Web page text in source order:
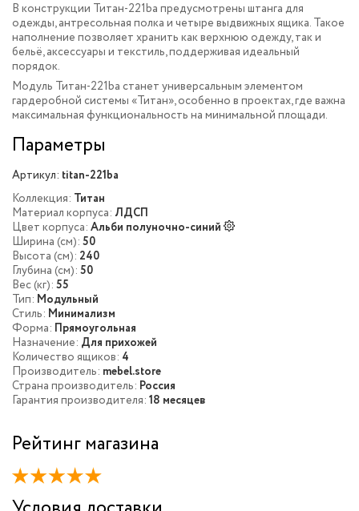
В конструкции Титан-221ba предусмотрены штанга для
одежды, антресольная полка и четыре выдвижных ящика. Такое
наполнение позволяет хранить как верхнюю одежду, так и
бельё, аксессуары и текстиль, поддерживая идеальный
порядок.
Модуль Титан-221ba станет универсальным элементом
гардеробной системы «Титан», особенно в проектах, где важна
максимальная функциональность на минимальной площади.
Параметры
Артикул: titan-221ba
Коллекция: Титан
Материал корпуса: ЛДСП
Цвет корпуса: Альби полуночно-синий
Ширина (см): 50
Высота (см): 240
Глубина (см): 50
Вес (кг): 55
Тип: Модульный
Стиль: Минимализм
Форма: Прямоугольная
Назначение: Для прихожей
Количество ящиков: 4
Производитель: mebel.store
Страна производитель: Россия
Гарантия производителя: 18 месяцев
Рейтинг магазина